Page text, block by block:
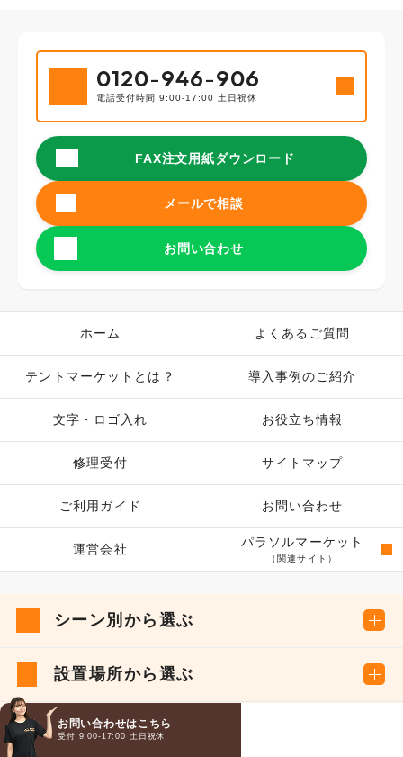
0120-946-906
電話受付時間 9:00-17:00 土日祝休
FAX注文用紙ダウンロード
メールで相談
お問い合わせ
ホーム
テントマーケットとは？
文字・ロゴ入れ
修理受付
ご利用ガイド
運営会社
よくあるご質問
導入事例のご紹介
お役立ち情報
サイトマップ
お問い合わせ
パラソルマーケット
（関連サイト）
シーン別から選ぶ
設置場所から選ぶ
種類から選ぶ
お問い合わせはこちら
受付 9:00-17:00 土日祝休